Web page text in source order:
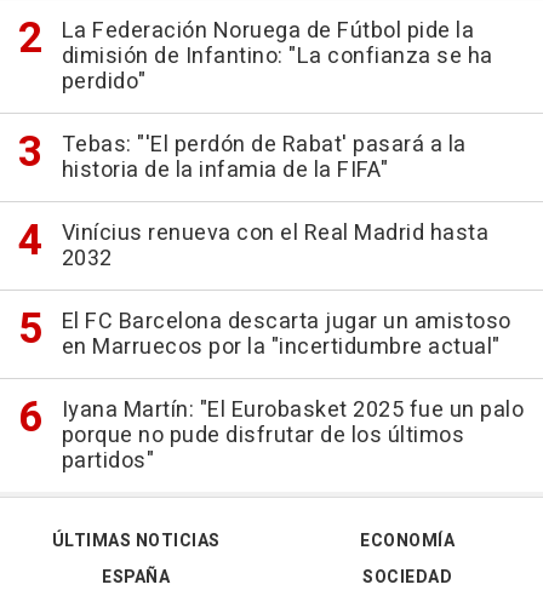
La Federación Noruega de Fútbol pide la
dimisión de Infantino: "La confianza se ha
perdido"
Tebas: "'El perdón de Rabat' pasará a la
historia de la infamia de la FIFA"
Vinícius renueva con el Real Madrid hasta
2032
El FC Barcelona descarta jugar un amistoso
en Marruecos por la "incertidumbre actual"
Iyana Martín: "El Eurobasket 2025 fue un palo
porque no pude disfrutar de los últimos
partidos"
ÚLTIMAS NOTICIAS
ESPAÑA
ECONOMÍA
SOCIEDAD